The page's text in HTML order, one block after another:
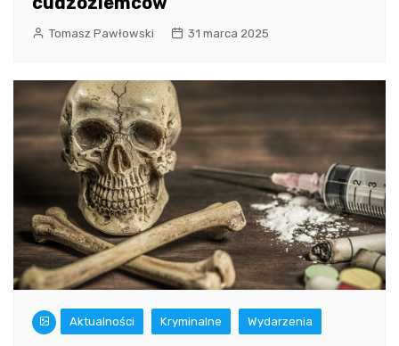
Tomasz Pawłowski 31 marca 2025
Aktualności Kryminalne Wydarzenia